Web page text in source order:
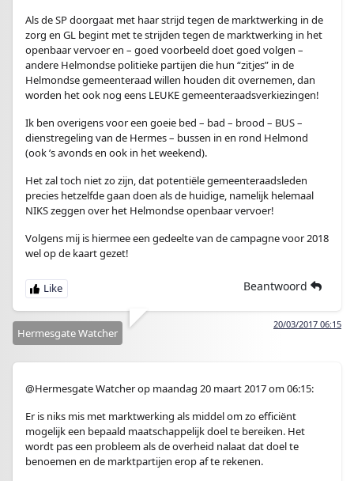
Als de SP doorgaat met haar strijd tegen de marktwerking in de
zorg en GL begint met te strijden tegen de marktwerking in het
openbaar vervoer en – goed voorbeeld doet goed volgen –
andere Helmondse politieke partijen die hun “zitjes” in de
Helmondse gemeenteraad willen houden dit overnemen, dan
worden het ook nog eens LEUKE gemeenteraadsverkiezingen!
Ik ben overigens voor een goeie bed – bad – brood – BUS –
dienstregeling van de Hermes – bussen in en rond Helmond
(ook ’s avonds en ook in het weekend).
Het zal toch niet zo zijn, dat potentiële gemeenteraadsleden
precies hetzelfde gaan doen als de huidige, namelijk helemaal
NIKS zeggen over het Helmondse openbaar vervoer!
Volgens mij is hiermee een gedeelte van de campagne voor 2018
wel op de kaart gezet!
Beantwoord
20/03/2017 06:15
Hermesgate Watcher
@Hermesgate Watcher op maandag 20 maart 2017 om 06:15:
Er is niks mis met marktwerking als middel om zo efficiënt
mogelijk een bepaald maatschappelijk doel te bereiken. Het
wordt pas een probleem als de overheid nalaat dat doel te
benoemen en de marktpartijen erop af te rekenen.